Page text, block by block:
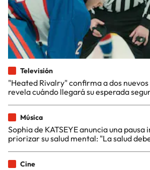
Televisión
"Heated Rivalry" confirma a dos
revela cuándo llegará su esperada
Música
Sophia de KATSEYE anuncia una
priorizar su salud mental: "La salud
Cine